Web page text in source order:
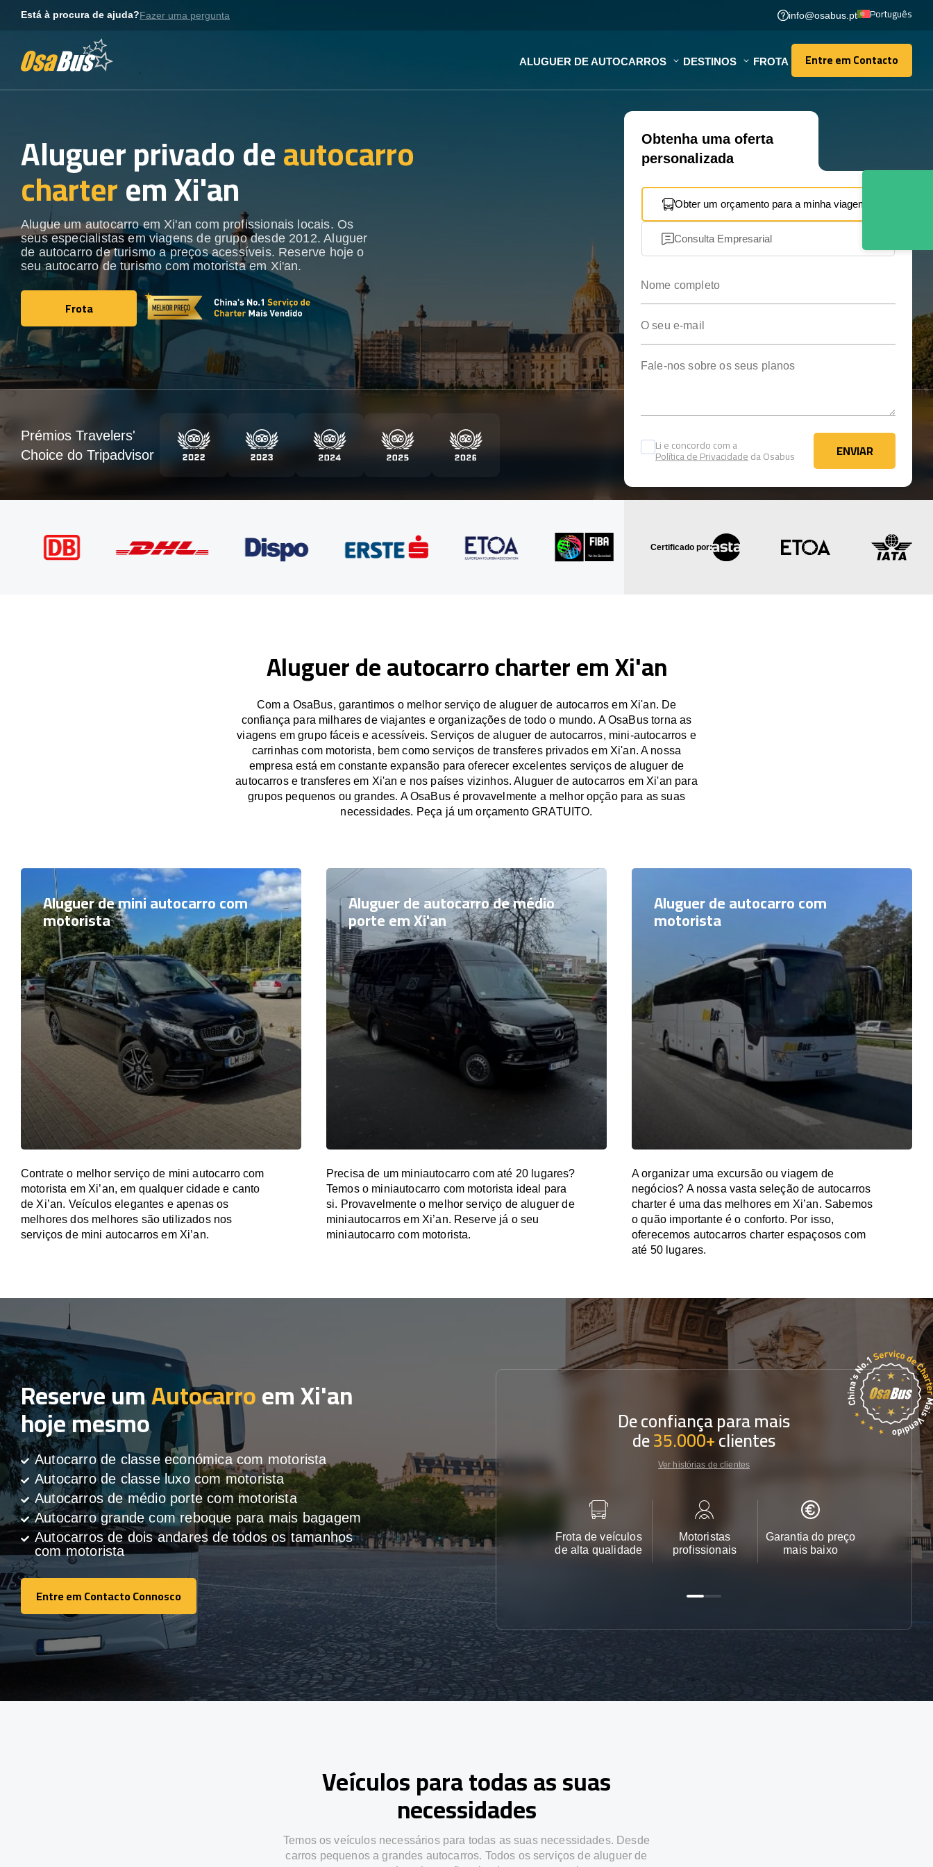
Está à procura de ajuda?Fazer uma pergunta info@osabus.pt Português
ALUGUER DE AUTOCARROS DESTINOS FROTA Entre em Contacto
Entre em Contacto
Aluguer privado deautocarro
charterem Xi'an
Alugue um autocarro em Xi'an com profissionais locais. Os
seus especialistas em viagens de grupo desde 2012. Aluguer
de autocarro de turismo a preços acessíveis. Reserve hoje o
seu autocarro de turismo com motorista em Xi'an.
Frota
Frota
Obtenha uma oferta
personalizada
Obter um orçamento para a minha viagem
Consulta Empresarial
Li e concordo com a
Política de Privacidadeda Osabus ENVIAR
ENVIAR
Prémios Travelers'
Choice do Tripadvisor
Certificado por:
Aluguer de autocarro charter em Xi'an
Com a OsaBus, garantimos o melhor serviço de aluguer de autocarros em Xi'an. De
confiança para milhares de viajantes e organizações de todo o mundo. A OsaBus torna as
viagens em grupo fáceis e acessíveis. Serviços de aluguer de autocarros, mini-autocarros e
carrinhas com motorista, bem como serviços de transferes privados em Xi'an. A nossa
empresa está em constante expansão para oferecer excelentes serviços de aluguer de
autocarros e transferes em Xi'an e nos países vizinhos. Aluguer de autocarros em Xi'an para
grupos pequenos ou grandes. A OsaBus é provavelmente a melhor opção para as suas
necessidades. Peça já um orçamento GRATUITO.
Aluguer de mini autocarro com
motorista
Contrate o melhor serviço de mini autocarro com
motorista em Xi’an, em qualquer cidade e canto
de Xi’an. Veículos elegantes e apenas os
melhores dos melhores são utilizados nos
serviços de mini autocarros em Xi’an.
Aluguer de autocarro de médio
porte em Xi'an
Precisa de um miniautocarro com até 20 lugares?
Temos o miniautocarro com motorista ideal para
si. Provavelmente o melhor serviço de aluguer de
miniautocarros em Xi’an. Reserve já o seu
miniautocarro com motorista.
Aluguer de autocarro com
motorista
A organizar uma excursão ou viagem de
negócios? A nossa vasta seleção de autocarros
charter é uma das melhores em Xi’an. Sabemos
o quão importante é o conforto. Por isso,
oferecemos autocarros charter espaçosos com
até 50 lugares.
Reserve umAutocarroem Xi'an
hoje mesmo
Autocarro de classe económica com motorista
Autocarro de classe luxo com motorista
Autocarros de médio porte com motorista
Autocarro grande com reboque para mais bagagem
Autocarros de dois andares de todos os tamanhos
com motorista
Entre em Contacto Connosco
Entre em Contacto Connosco
De confiança para mais
de35.000+clientes
Ver histórias de clientes
Frota de veículos
de alta qualidade
Motoristas
profissionais
Garantia do preço
mais baixo
Apoio ao
24/7
Veículos para todas as suas
necessidades
Temos os veículos necessários para todas as suas necessidades. Desde
carros pequenos a grandes autocarros. Todos os serviços de aluguer de